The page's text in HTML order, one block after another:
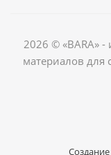
2026 © «BARA»
материалов для